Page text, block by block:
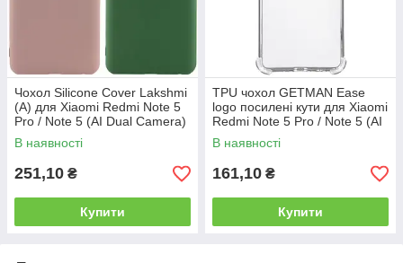
Чохол Silicone Cover Lakshmi
(A) для Xiaomi Redmi Note 5
Pro / Note 5 (AI Dual Camera)
В наявності
251,10 ₴
Купити
TPU чохол GETMAN Ease
logo посилені кути для Xiaomi
Redmi Note 5 Pro / Note 5 (AI
Dual Camera)
В наявності
161,10 ₴
Купити